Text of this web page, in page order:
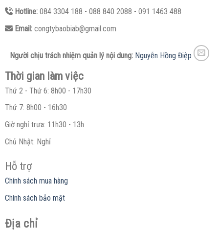
Hotline:084 3304 188 - 088 840 2088 - 091 1463 488
Email:congtybaobiab@gmail.com
Người chịu trách nhiệm quản lý nội dung: Nguyễn Hồng Điệp
Thời gian làm việc
Thứ 2 - Thứ 6: 8h00 - 17h30
Thứ 7: 8h00 - 16h30
Giờ nghỉ trưa: 11h30 - 13h
Chủ Nhật: Nghỉ
Hỗ trợ
Chính sách mua hàng
Chính sách bảo mật
Địa chỉ